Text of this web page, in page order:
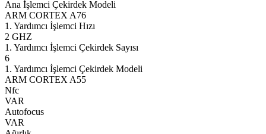
Ana İşlemci Çekirdek Modeli
ARM CORTEX A76
1. Yardımcı İşlemci Hızı
2 GHZ
1. Yardımcı İşlemci Çekirdek Sayısı
6
1. Yardımcı İşlemci Çekirdek Modeli
ARM CORTEX A55
Nfc
VAR
Autofocus
VAR